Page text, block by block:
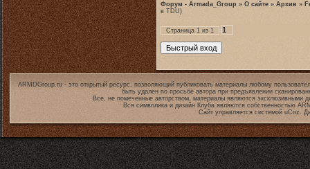
Форум - Armada_Group » О сайте » Архив »
в TDU)
Страница 1 из 1 1
ARMDGroup.ru - это открытый ресурс, позволяющий публиковать материалы любому
быть удален по просьбе автора при предъявлении
Все, не помеченные авторством, материалы являются эксклюзивными
Вся символика и дизайн Клуба являются собственностью
Сайт управляется системой uCoz.